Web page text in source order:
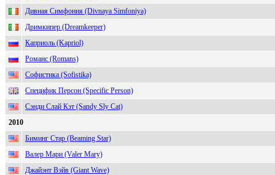
Дивная Симфония (Divnaya Simfoniya)
Дримкипер (Dreamkeeper)
Каприоль (Kapriol)
Романс (Romans)
Софистика (Sofistika)
Специфик Персон (Specific Person)
Сэнди Слай Кэт (Sandy Sly Cat)
2010
Биминг Стар (Beaming Star)
Валер Мари (Valer Mary)
Джайэнт Вэйв (Giant Wave)